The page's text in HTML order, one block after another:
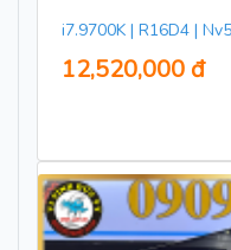
i7.9700K | R16D4 |
12,520,000 đ